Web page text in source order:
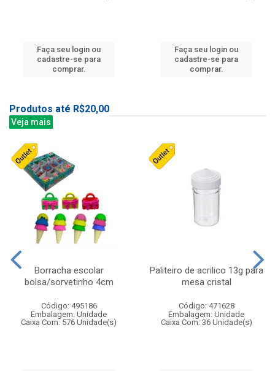
Faça seu login ou
cadastre-se para
comprar.
Faça seu login ou
cadastre-se para
comprar.
Produtos até R$20,00
Veja mais
Borracha escolar
bolsa/sorvetinho 4cm
Código: 495186
Embalagem: Unidade
Caixa Com: 576 Unidade(s)
Paliteiro de acrilico 13g para
mesa cristal
Código: 471628
Embalagem: Unidade
Caixa Com: 36 Unidade(s)